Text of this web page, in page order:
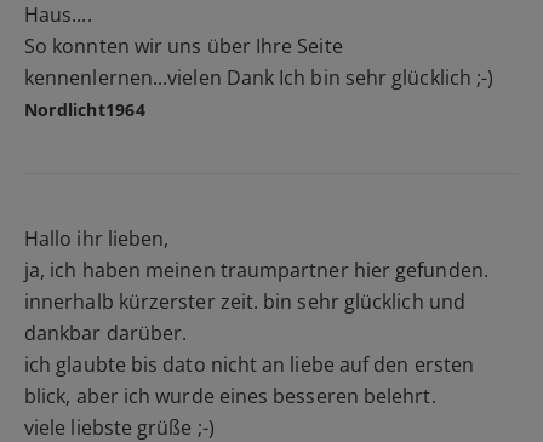
Haus....
So konnten wir uns über Ihre Seite
kennenlernen...vielen Dank Ich bin sehr glücklich ;-)
Nordlicht1964
Hallo ihr lieben,
ja, ich haben meinen traumpartner hier gefunden.
innerhalb kürzerster zeit. bin sehr glücklich und
dankbar darüber.
ich glaubte bis dato nicht an liebe auf den ersten
blick, aber ich wurde eines besseren belehrt.
viele liebste grüße ;-)